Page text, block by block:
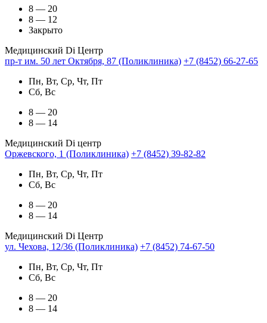
8 — 20
8 — 12
Закрыто
Медицинский Di Центр
пр-т им. 50 лет Октября, 87 (Поликлиника) +7 (8452) 66-27-65
Пн, Вт, Ср, Чт, Пт
Сб, Вс
8 — 20
8 — 14
Медицинский Di центр
Оржевского, 1 (Поликлиника) +7 (8452) 39-82-82
Пн, Вт, Ср, Чт, Пт
Сб, Вс
8 — 20
8 — 14
Медицинский Di Центр
ул. Чехова, 12/36 (Поликлиника) +7 (8452) 74-67-50
Пн, Вт, Ср, Чт, Пт
Сб, Вс
8 — 20
8 — 14